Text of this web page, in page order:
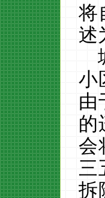
将
述
小
由
的
会
三
拆